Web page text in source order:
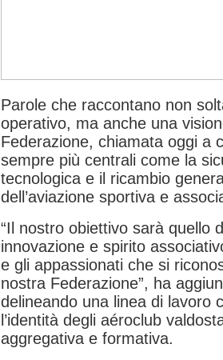
Parole che raccontano non
operativo, ma anche una
Federazione, chiamata oggi a
sempre più centrali come la
tecnologica e il ricambio
dell’aviazione sportiva e
“Il nostro obiettivo sarà quello
innovazione e spirito
e gli appassionati che si
nostra Federazione”, ha
delineando una linea di lavoro
l’identità degli aéroclub
aggregativa e formativa.